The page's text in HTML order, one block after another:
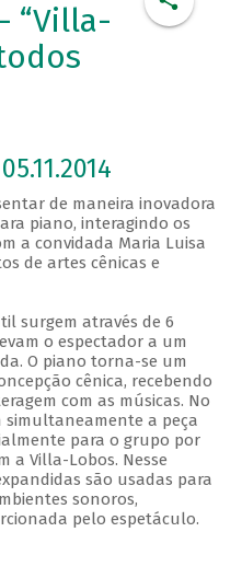
“Villa-
de maneira inovadora
piano, interagindo os
a convidada Maria Luisa
de artes cênicas e
surgem através de 6
o espectador a um
O piano torna-se um
cênica, recebendo
com as músicas. No
simultaneamente a peça
para o grupo por
a Villa-Lobos. Nesse
são usadas para
sonoros,
pelo espetáculo.